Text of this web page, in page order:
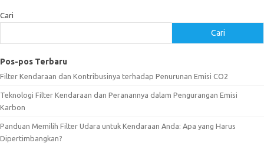
Cari
Cari
Pos-pos Terbaru
Filter Kendaraan dan Kontribusinya terhadap Penurunan Emisi CO2
Teknologi Filter Kendaraan dan Peranannya dalam Pengurangan Emisi
Karbon
Panduan Memilih Filter Udara untuk Kendaraan Anda: Apa yang Harus
Dipertimbangkan?